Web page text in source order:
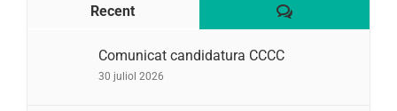
Recent Comentaris
Comunicat candidatura CCCC
30 juliol 2026